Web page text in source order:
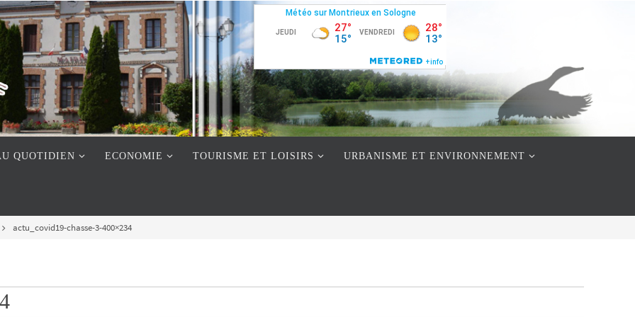
QUOTIDIEN ECONOMIE TOURISME ET LOISIRS URBANISME ET ENVIRONNEMENT
actu_covid19-chasse-3-400×234